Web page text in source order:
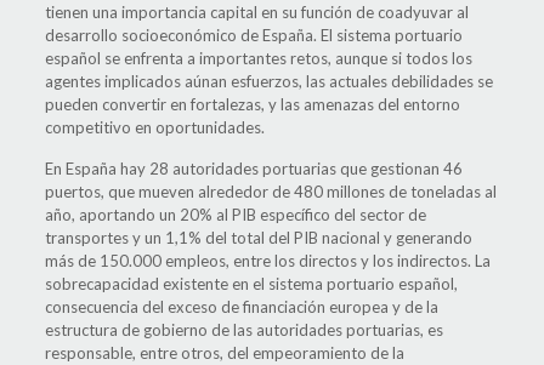
tienen una importancia capital en su función de coadyuvar al
desarrollo socioeconómico de España. El sistema portuario
español se enfrenta a importantes retos, aunque si todos los
agentes implicados aúnan esfuerzos, las actuales debilidades se
pueden convertir en fortalezas, y las amenazas del entorno
competitivo en oportunidades.
En España hay 28 autoridades portuarias que gestionan 46
puertos, que mueven alrededor de 480 millones de toneladas al
año, aportando un 20% al PIB específico del sector de
transportes y un 1,1% del total del PIB nacional y generando
más de 150.000 empleos, entre los directos y los indirectos. La
sobrecapacidad existente en el sistema portuario español,
consecuencia del exceso de financiación europea y de la
estructura de gobierno de las autoridades portuarias, es
responsable, entre otros, del empeoramiento de la